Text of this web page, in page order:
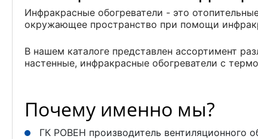
Инфракрасные обогреватели - это
окружающее пространство при помощи
В нашем каталоге представлен ассортимент
настенные, инфракрасные обогреватели с
Почему именно мы?
ГК РОВЕН производитель вентиляционного